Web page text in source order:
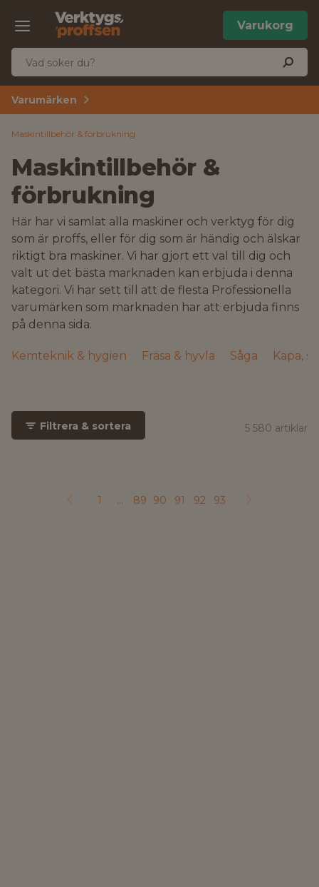
Varukorg
Varumärken
Maskintillbehör & förbrukning
Maskintillbehör &
förbrukning
Här har vi samlat alla maskiner och verktyg för dig
som är proffs, eller för dig som är händig och älskar
riktigt bra maskiner. Vi har gjort ett val till dig och
valt ut det bästa marknaden kan erbjuda i denna
kategori. Vi har sett till att de flesta Professionella
varumärken som marknaden har att erbjuda finns
på denna sida.
Kemteknik & hygien Fräsa & hyvla Såga Kapa,
Filtrera & sortera 5 580 artiklar
1 ... 89 90 91 92 93